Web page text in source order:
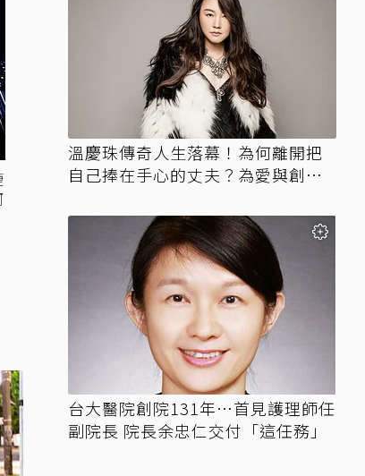
溫慶珠傳奇人生落幕！為何離開把
自己捧在手心的丈夫？為愛與創作
台大醫院創院131年…首見護理師任
副院長 院長余忠仁交付「這任務」